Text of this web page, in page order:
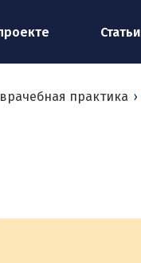
Статьи
практика ›